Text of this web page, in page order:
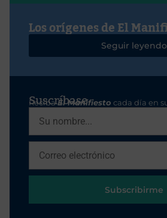
Los orígenes de El
Seguir leyendo
Suscríbase
RecibaEl Manifiesto cada día en
Subscribirme